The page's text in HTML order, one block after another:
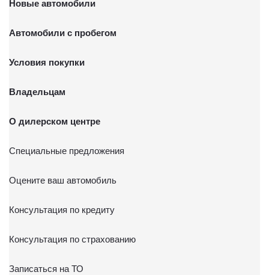
Новые автомобили
Автомобили с пробегом
Условия покупки
Владельцам
О дилерском центре
Специальные предложения
Оцените ваш автомобиль
Консультация по кредиту
Консультация по страхованию
Записаться на ТО